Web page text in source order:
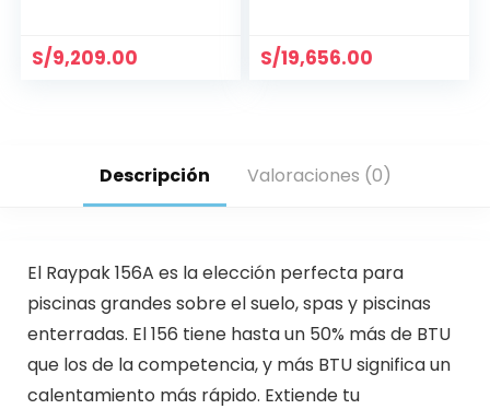
S/9,209.00 S/19,656.00
Descripción Valoraciones (0)
El Raypak 156A es la elección perfecta para
piscinas grandes sobre el suelo, spas y piscinas
enterradas. El 156 tiene hasta un 50% más de BTU
que los de la competencia, y más BTU significa un
calentamiento más rápido. Extiende tu